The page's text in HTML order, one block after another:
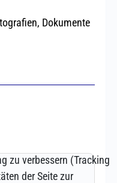
zu verbessern (Tracking
der Seite zur